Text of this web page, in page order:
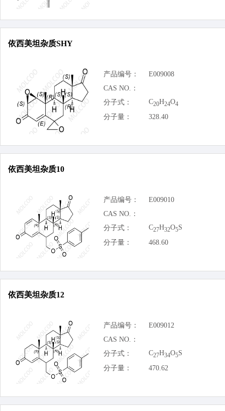
依西美坦杂质SHY
产品编号：
E009008
CAS NO.：
分子式：
C20H24O4
分子量： 328.40
依西美坦杂质10
产品编号：
E009010
CAS NO.：
分子式：
C27H32O5S
分子量：
468.60
依西美坦杂质12
产品编号：
E009012
CAS NO.：
分子式：
C27H34O5S
分子量：
470.62